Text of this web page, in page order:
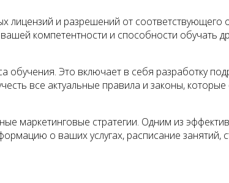
и разрешений от соответствующего
компетентности и способности обучать
Это включает в себя разработку
все актуальные правила и законы,
маркетинговые стратегии. Одним из
о ваших услугах, расписание занятий,